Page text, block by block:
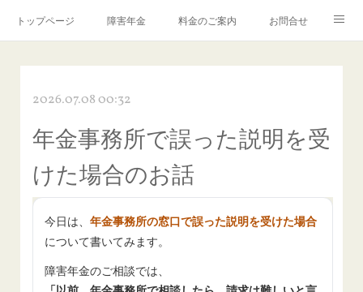
トップページ 障害年金 料金のご案内 お問合せ
2026.07.08 00:32
年金事務所で誤った説明を受
けた場合のお話